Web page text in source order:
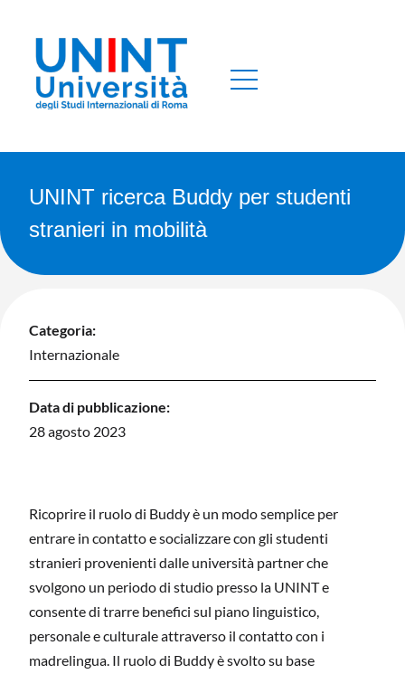
UNINT ricerca Buddy per studenti
stranieri in mobilità
Categoria:
Internazionale
Data di pubblicazione:
28 agosto 2023
Ricoprire il ruolo di Buddy è un modo semplice per
entrare in contatto e socializzare con gli studenti
stranieri provenienti dalle università partner che
svolgono un periodo di studio presso la UNINT e
consente di trarre benefici sul piano linguistico,
personale e culturale attraverso il contatto con i
madrelingua. Il ruolo di Buddy è svolto su base